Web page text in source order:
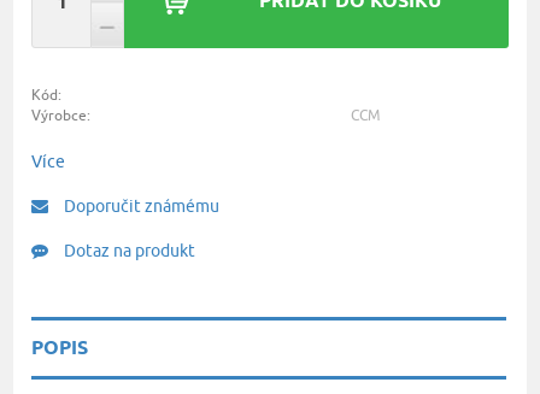
Kód:
Výrobce:
CCM
Více
Doporučit známému
Dotaz na produkt
POPIS